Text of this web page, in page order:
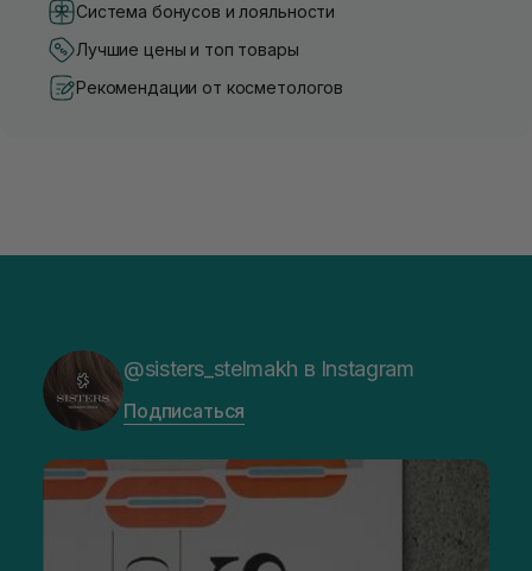
Система бонусов и лояльности
Лучшие цены и топ товары
Рекомендации от косметологов
@sisters_stelmakh в Instagram
Подписаться